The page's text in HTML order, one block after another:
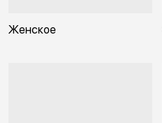
Женское